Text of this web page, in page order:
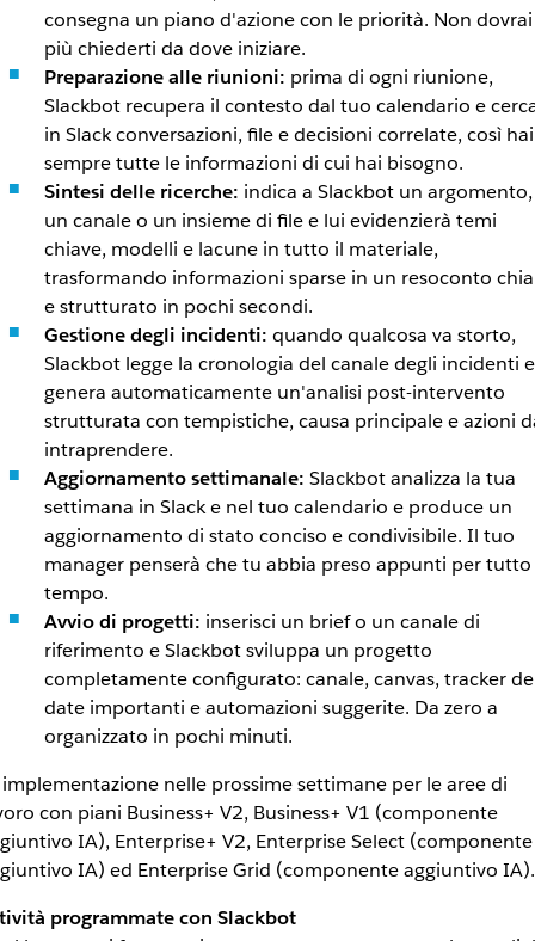
consegna un piano d'azione con le priorità. Non dovrai
più chiederti da dove iniziare.
Preparazione alle riunioni: prima di ogni riunione,
Slackbot recupera il contesto dal tuo calendario e
in Slack conversazioni, file e decisioni correlate, così hai
sempre tutte le informazioni di cui hai bisogno.
Sintesi delle ricerche: indica a Slackbot un argomento,
un canale o un insieme di file e lui evidenzierà temi
chiave, modelli e lacune in tutto il materiale,
trasformando informazioni sparse in un resoconto
e strutturato in pochi secondi.
Gestione degli incidenti: quando qualcosa va storto,
Slackbot legge la cronologia del canale degli incidenti e
genera automaticamente un'analisi post-intervento
strutturata con tempistiche, causa principale e azioni
intraprendere.
Aggiornamento settimanale: Slackbot analizza la tua
settimana in Slack e nel tuo calendario e produce un
aggiornamento di stato conciso e condivisibile. Il tuo
manager penserà che tu abbia preso appunti per tutto
tempo.
Avvio di progetti: inserisci un brief o un canale di
riferimento e Slackbot sviluppa un progetto
completamente configurato: canale, canvas, tracker
date importanti e automazioni suggerite. Da zero a
organizzato in pochi minuti.
nelle prossime settimane per le aree di
con piani Business+ V2, Business+ V1 (componente
IA), Enterprise+ V2, Enterprise Select (componente
IA) ed Enterprise Grid (componente aggiuntivo IA).
programmate con Slackbot